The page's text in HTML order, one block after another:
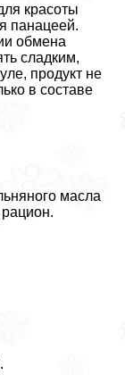
красоты
панацеей.
обмена
сладким,
продукт не
в составе
масла